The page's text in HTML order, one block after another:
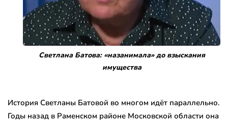
Светлана Батова: «назанимала» до взыскания
имущества
История Светланы Батовой во многом идёт параллельно.
Годы назад в Раменском районе Московской области она